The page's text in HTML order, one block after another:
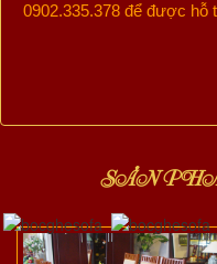
0902.335.378 để được hỗ
SẢN